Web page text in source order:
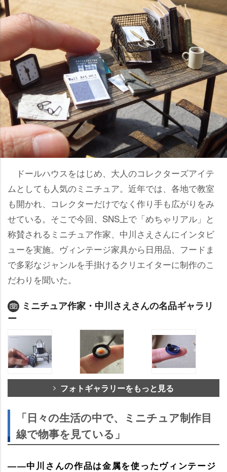
ドールハウスをはじめ、大人のコレクターズアイテ
ムとしても人気のミニチュア。近年では、各地で教室
も開かれ、コレクターだけでなく作り手も広がりをみ
せている。そこで今回、SNS上で「めちゃリアル」と
称賛されるミニチュア作家、中川さえさんにインタビ
ューを実施。ヴィンテージ家具から日用品、フードま
で多彩なジャンルを手掛けるクリエイターに制作のこ
だわりを聞いた。
ミニチュア作家・中川さえさんの名品ギャラリ
ー
フォトギャラリーをもっと見る
「日々の生活の中で、ミニチュア制作目
線で物事を見ている」
――中川さんの作品は金属を使ったヴィンテージ